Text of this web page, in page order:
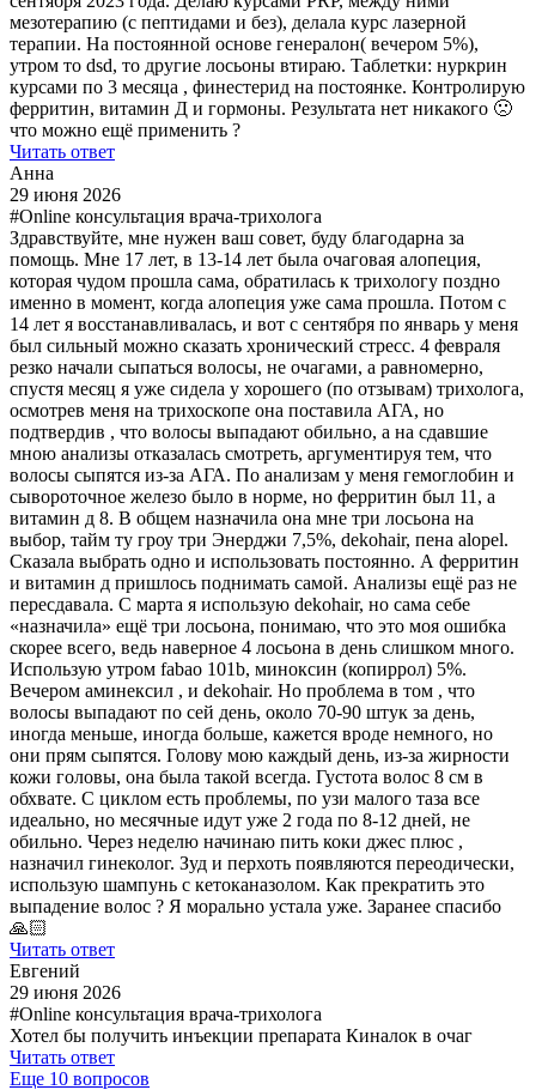
мезотерапию (с пептидами и без), делала курс лазерной
терапии. На постоянной основе генералон( вечером 5%),
утром то dsd, то другие лосьоны втираю. Таблетки: нуркрин
курсами по 3 месяца , финестерид на постоянке. Контролирую
ферритин, витамин Д и гормоны. Результата нет никакого 🙁
что можно ещё применить ?
Читать ответ
Анна
29 июня 2026
#Online консультация врача-трихолога
Здравствуйте, мне нужен ваш совет, буду благодарна за
помощь. Мне 17 лет, в 13-14 лет была очаговая алопеция,
которая чудом прошла сама, обратилась к трихологу поздно
именно в момент, когда алопеция уже сама прошла. Потом с
14 лет я восстанавливалась, и вот с сентября по январь у меня
был сильный можно сказать хронический стресс. 4 февраля
резко начали сыпаться волосы, не очагами, а равномерно,
спустя месяц я уже сидела у хорошего (по отзывам) трихолога,
осмотрев меня на трихоскопе она поставила АГА, но
подтвердив , что волосы выпадают обильно, а на сдавшие
мною анализы отказалась смотреть, аргументируя тем, что
волосы сыпятся из-за АГА. По анализам у меня гемоглобин и
сывороточное железо было в норме, но ферритин был 11, а
витамин д 8. В общем назначила она мне три лосьона на
выбор, тайм ту гроу три Энерджи 7,5%, dekohair, пена alopel.
Сказала выбрать одно и использовать постоянно. А ферритин
и витамин д пришлось поднимать самой. Анализы ещё раз не
пересдавала. С марта я использую dekohair, но сама себе
«назначила» ещё три лосьона, понимаю, что это моя ошибка
скорее всего, ведь наверное 4 лосьона в день слишком много.
Использую утром fabao 101b, миноксин (копиррол) 5%.
Вечером аминексил , и dekohair. Но проблема в том , что
волосы выпадают по сей день, около 70-90 штук за день,
иногда меньше, иногда больше, кажется вроде немного, но
они прям сыпятся. Голову мою каждый день, из-за жирности
кожи головы, она была такой всегда. Густота волос 8 см в
обхвате. С циклом есть проблемы, по узи малого таза все
идеально, но месячные идут уже 2 года по 8-12 дней, не
обильно. Через неделю начинаю пить коки джес плюс ,
назначил гинеколог. Зуд и перхоть появляются переодически,
использую шампунь с кетоканазолом. Как прекратить это
выпадение волос ? Я морально устала уже. Заранее спасибо
🙏🏻
Читать ответ
Евгений
29 июня 2026
#Online консультация врача-трихолога
Хотел бы получить инъекции препарата Киналок в очаг
Читать ответ
Еще 10 вопросов